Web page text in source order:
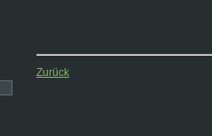
Zurück